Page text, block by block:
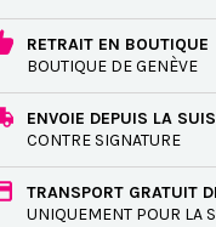
RETRAIT EN BOUTIQUE
BOUTIQUE DE GENÈVE
ENVOIE DEPUIS LA
CONTRE SIGNATURE
TRANSPORT GRATUIT
UNIQUEMENT POUR LA